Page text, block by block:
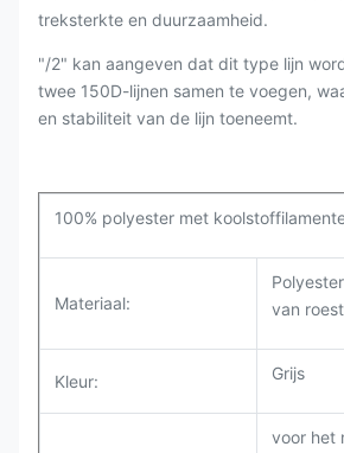
treksterkte en duurzaamheid.
"/2" kan aangeven dat dit type lijn
twee 150D-lijnen samen te voegen,
en stabiliteit van de lijn toeneemt.
100% polyester met
Materiaal:
van
Kleur: Grijs
voor het